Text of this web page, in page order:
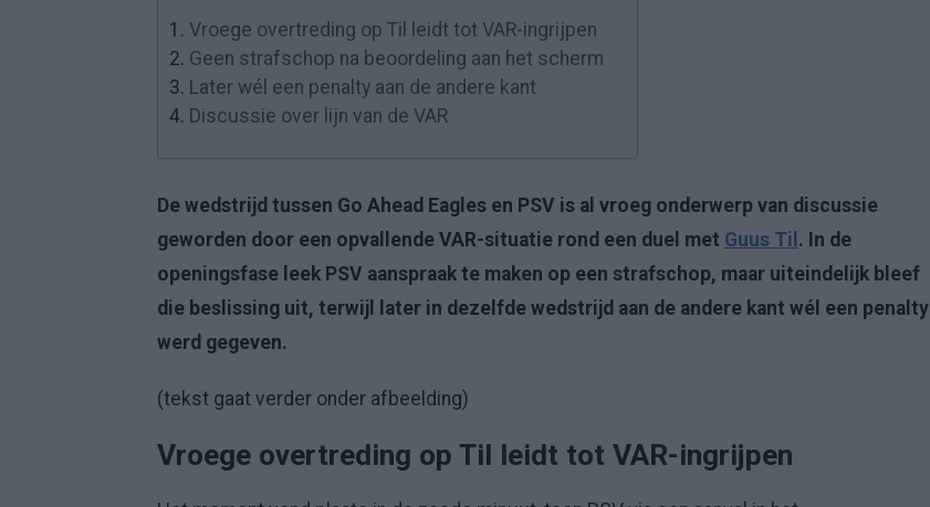
1. Vroege overtreding op Til leidt tot VAR-ingrijpen
2. Geen strafschop na beoordeling aan het scherm
3. Later wél een penalty aan de andere kant
4. Discussie over lijn van de VAR
De wedstrijd tussen Go Ahead Eagles en PSV is al vroeg onderwerp van discussie
geworden door een opvallende VAR-situatie rond een duel met Guus Til . In de
openingsfase leek PSV aanspraak te maken op een strafschop, maar uiteindelijk bleef
die beslissing uit, terwijl later in dezelfde wedstrijd aan de andere kant wél een penalty
werd gegeven.
(tekst gaat verder onder afbeelding)
Vroege overtreding op Til leidt tot VAR-ingrijpen